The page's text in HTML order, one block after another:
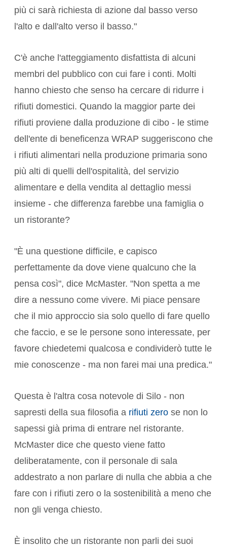
più ci sarà richiesta di azione dal basso verso
l'alto e dall'alto verso il basso."
C'è anche l'atteggiamento disfattista di alcuni
membri del pubblico con cui fare i conti. Molti
hanno chiesto che senso ha cercare di ridurre i
rifiuti domestici. Quando la maggior parte dei
rifiuti proviene dalla produzione di cibo - le stime
dell'ente di beneficenza WRAP suggeriscono che
i rifiuti alimentari nella produzione primaria sono
più alti di quelli dell'ospitalità, del servizio
alimentare e della vendita al dettaglio messi
insieme - che differenza farebbe una famiglia o
un ristorante?
"È una questione difficile, e capisco
perfettamente da dove viene qualcuno che la
pensa così", dice McMaster. "Non spetta a me
dire a nessuno come vivere. Mi piace pensare
che il mio approccio sia solo quello di fare quello
che faccio, e se le persone sono interessate, per
favore chiedetemi qualcosa e condividerò tutte le
mie conoscenze - ma non farei mai una predica."
Questa è l'altra cosa notevole di Silo - non
sapresti della sua filosofia a rifiuti zero se non lo
sapessi già prima di entrare nel ristorante.
McMaster dice che questo viene fatto
deliberatamente, con il personale di sala
addestrato a non parlare di nulla che abbia a che
fare con i rifiuti zero o la sostenibilità a meno che
non gli venga chiesto.
È insolito che un ristorante non parli dei suoi